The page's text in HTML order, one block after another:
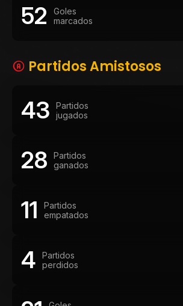
52
Goles
marcados
Partidos Amistosos
43
Partidos
jugados
28
Partidos
ganados
11
Partidos
empatados
4
Partidos
perdidos